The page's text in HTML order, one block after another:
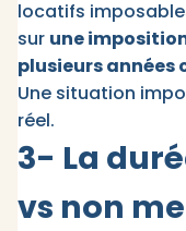
locatifs
sur une
plusieurs années
Une situation
réel.
3- La
vs non